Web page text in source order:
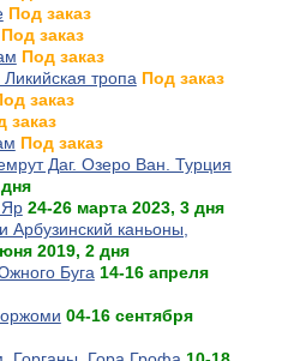
Под заказ
Под заказ
Под заказ
тропа Под заказ
заказ
заказ
Под заказ
Даг. Озеро Ван. Турция
24-26 марта 2023, 3 дня
Арбузинский каньоны,
2019, 2 дня
Буга 14-16 апреля
04-16 сентября